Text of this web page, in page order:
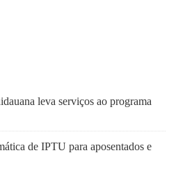
leva serviços ao programa
de IPTU para aposentados e